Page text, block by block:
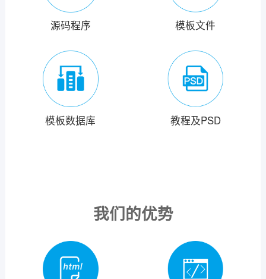
源码程序 模板文件
模板数据库 教程及PSD
我们的优势